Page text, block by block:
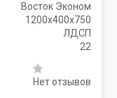
Восток Эконом
1200х400х750
ЛДСП
22
Нет отзывов